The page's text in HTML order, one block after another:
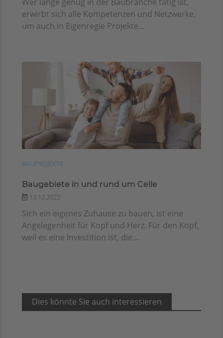
erwirbt sich alle Kompetenzen und Netzwerke,
um auch in Eigenregie Projekte...
BAUPROJEKTE
Baugebiete in und rund um Celle
13.12.2022
Sich ein eigenes Zuhause zu bauen, ist eine
Angelegenheit für Kopf und Herz. Für den Kopf,
weil es eine Investition ist, die...
Dies könnte Sie auch interessieren